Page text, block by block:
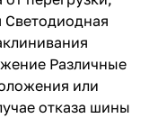
Светодиодная
Различные
или
отказа шины